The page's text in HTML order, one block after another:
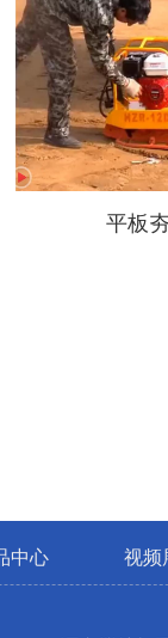
平板
中心 视频